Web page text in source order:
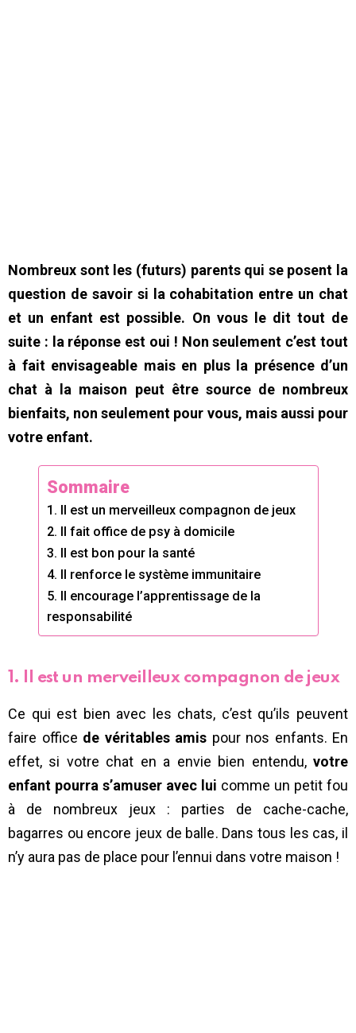
Nombreux sont les (futurs) parents qui se posent la
question de savoir si la cohabitation entre un chat
et un enfant est possible. On vous le dit tout de
suite : la réponse est oui ! Non seulement c’est tout
à fait envisageable mais en plus la présence d’un
chat à la maison peut être source de nombreux
bienfaits, non seulement pour vous, mais aussi pour
votre enfant.
Sommaire
1. Il est un merveilleux compagnon de jeux
2. Il fait office de psy à domicile
3. Il est bon pour la santé
4. Il renforce le système immunitaire
5. Il encourage l’apprentissage de la
responsabilité
1. Il est un merveilleux compagnon de jeux
Ce qui est bien avec les chats, c’est qu’ils peuvent
faire office de véritables amis pour nos enfants. En
effet, si votre chat en a envie bien entendu, votre
enfant pourra s’amuser avec lui comme un petit fou
à de nombreux jeux : parties de cache-cache,
bagarres ou encore jeux de balle. Dans tous les cas, il
n’y aura pas de place pour l’ennui dans votre maison !